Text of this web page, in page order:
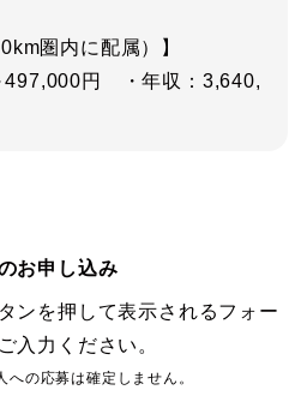
圏内に配属）】
497,000円 ・年収：3,640,
お申し込み
ンを押して表示されるフォー
入力ください。
の応募は確定しません。